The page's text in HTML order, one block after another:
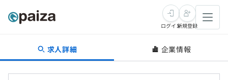
転職・キャリア
ログイン新規登録
求人詳細 企業情報